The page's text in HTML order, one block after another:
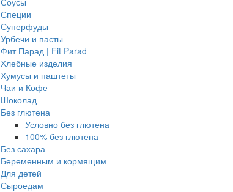
Специи
Суперфуды
Урбечи и пасты
Фит Парад | Fit Parad
Хлебные изделия
Хумусы и паштеты
Чаи и Кофе
Шоколад
Без глютена
Условно без глютена
100% без глютена
Без сахара
Беременным и кормящим
Для детей
Сыроедам